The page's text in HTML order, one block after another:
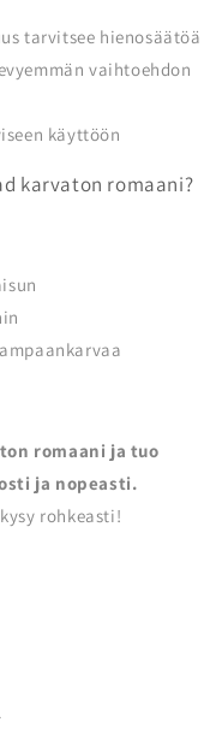
tarvitsee hienosäätöä
vaihtoehdon
käyttöön
karvaton romaani?
romaani ja tuo
ja nopeasti.
rohkeasti!